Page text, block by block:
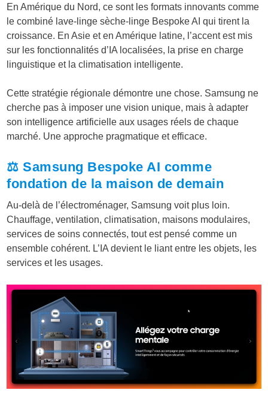
En Amérique du Nord, ce sont les formats innovants comme
le combiné lave-linge sèche-linge Bespoke AI qui tirent la
croissance. En Asie et en Amérique latine, l’accent est mis
sur les fonctionnalités d’IA localisées, la prise en charge
linguistique et la climatisation intelligente.
Cette stratégie régionale démontre une chose. Samsung ne
cherche pas à imposer une vision unique, mais à adapter
son intelligence artificielle aux usages réels de chaque
marché. Une approche pragmatique et efficace.
⚖️ Samsung Bespoke AI comme
fondation de la maison de demain
Au-delà de l’électroménager, Samsung voit plus loin.
Chauffage, ventilation, climatisation, maisons modulaires,
services de soins connectés, tout est pensé comme un
ensemble cohérent. L’IA devient le liant entre les objets, les
services et les usages.